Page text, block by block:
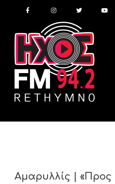
content
Αμαρυλλίς | «Προς